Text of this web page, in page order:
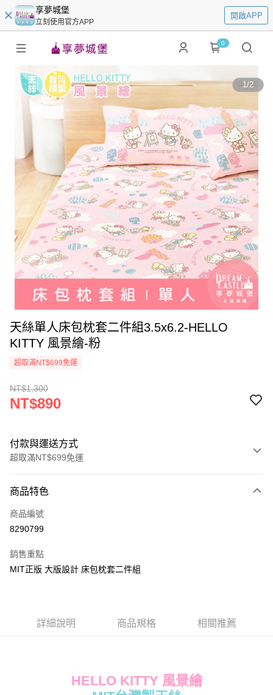
享夢城堡
立刻使用官方APP
開啟APP
0
1/2
天絲單人床包枕套二件組3.5x6.2-HELLO
KITTY 風景繪-粉
超取滿NT$699免運
NT$1,300
NT$890
付款與運送方式
超取滿NT$699免運
信用卡一次付款
超商取貨付款
Apple Pay
商品特色
商品編號
8290799
銷售重點
MIT正版 大版設計 床包枕套二件組
詳細說明 商品規格 相關推薦
HELLO KITTY 風景繪